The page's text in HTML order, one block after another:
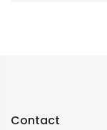
Contact